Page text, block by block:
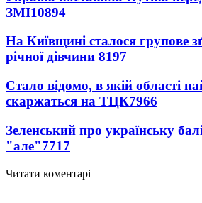
ЗМІ10894
На Київщині сталося групове
річної дівчини 8197
Стало відомо, в якій області
скаржаться на ТЦК7966
Зеленський про українську
"але"7717
Читати коментарі